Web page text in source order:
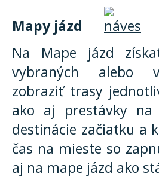
Mapy jázd
Na Mape jázd
vybraných
zobraziť trasy
ako aj prestávky na
destinácie začiatku a
čas na mieste so
aj na mape jázd ako